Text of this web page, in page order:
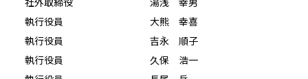
執行役員 大熊 幸喜
執行役員 吉永 順子
執行役員 久保 浩一